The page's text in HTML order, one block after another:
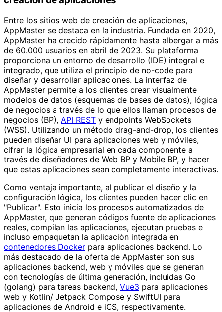
Entre los sitios web de creación de aplicaciones,
AppMaster se destaca en la industria. Fundada en 2020,
AppMaster ha crecido rápidamente hasta albergar a más
de 60.000 usuarios en abril de 2023. Su plataforma
proporciona un entorno de desarrollo (IDE) integral e
integrado, que utiliza el principio de no-code para
diseñar y desarrollar aplicaciones. La interfaz de
AppMaster permite a los clientes crear visualmente
modelos de datos (esquemas de bases de datos), lógica
de negocios a través de lo que ellos llaman procesos de
negocios (BP), API REST y endpoints WebSockets
(WSS). Utilizando un método drag-and-drop, los clientes
pueden diseñar UI para aplicaciones web y móviles,
cifrar la lógica empresarial en cada componente a
través de diseñadores de Web BP y Mobile BP, y hacer
que estas aplicaciones sean completamente interactivas.
Como ventaja importante, al publicar el diseño y la
configuración lógica, los clientes pueden hacer clic en
"Publicar". Esto inicia los procesos automatizados de
AppMaster, que generan códigos fuente de aplicaciones
reales, compilan las aplicaciones, ejecutan pruebas e
incluso empaquetan la aplicación integrada en
contenedores Docker para aplicaciones backend. Lo
más destacado de la oferta de AppMaster son sus
aplicaciones backend, web y móviles que se generan
con tecnologías de última generación, incluidas Go
(golang) para tareas backend, Vue3 para aplicaciones
web y Kotlin/ Jetpack Compose y SwiftUI para
aplicaciones de Android e iOS, respectivamente.